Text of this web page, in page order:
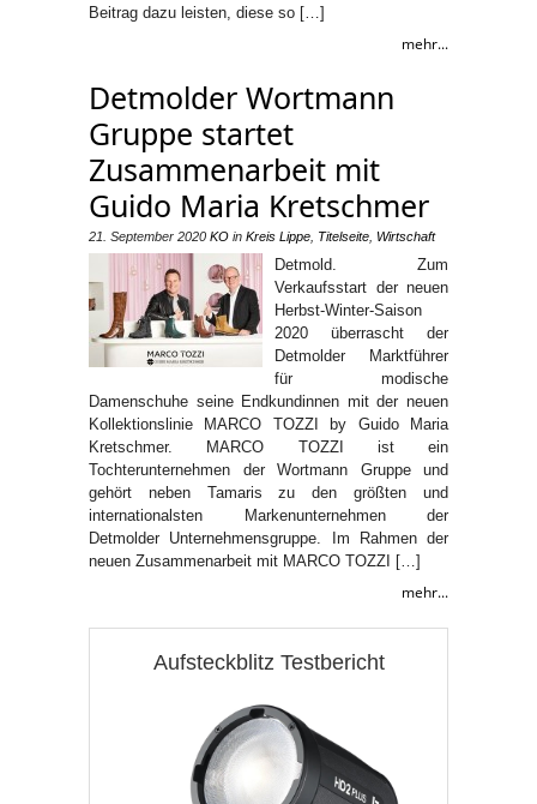
Beitrag dazu leisten, diese so […]
mehr...
Detmolder Wortmann
Gruppe startet
Zusammenarbeit mit
Guido Maria Kretschmer
21. September 2020 KO in Kreis Lippe Titelseite Wirtschaft
Detmold. Zum
Verkaufsstart der neuen
Herbst-Winter-Saison
2020 überrascht der
Detmolder Marktführer
für modische
Damenschuhe seine Endkundinnen mit der neuen
Kollektionslinie MARCO TOZZI by Guido Maria
Kretschmer. MARCO TOZZI ist ein
Tochterunternehmen der Wortmann Gruppe und
gehört neben Tamaris zu den größten und
internationalsten Markenunternehmen der
Detmolder Unternehmensgruppe. Im Rahmen der
neuen Zusammenarbeit mit MARCO TOZZI […]
mehr...
Aufsteckblitz Testbericht